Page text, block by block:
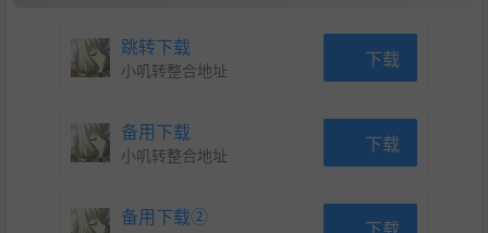
核心的回合制周课表 安排玩法，融合策略性的
机制、特殊课程与道具使用。
丰富的学生培养与毕业输送系统，感受教书育人的成就与
挑战。
，以及充满人情味的社
跳转下载
小叽转整合地址 下载
备用下载
小叽转整合地址 下载
备用下载② 下载